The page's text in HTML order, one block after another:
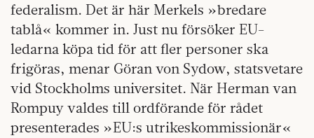
federalism. Det är här Merkels »bredare
tablå« kommer in. Just nu försöker EU-
ledarna köpa tid för att fler personer ska
frigöras, menar Göran von Sydow, statsvetare
vid Stockholms universitet. När Herman van
Rompuy valdes till ordförande för rådet
presenterades »EU:s utrikeskommissionär«